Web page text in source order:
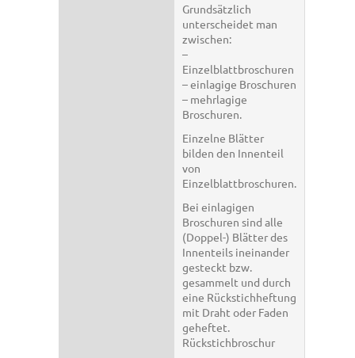
Grundsätzlich
unterscheidet man
zwischen:
–
Einzelblattbroschuren
– einlagige Broschuren
– mehrlagige
Broschuren.
Einzelne Blätter
bilden den Innenteil
von
Einzelblattbroschuren.
Bei einlagigen
Broschuren sind alle
(Doppel-) Blätter des
Innenteils ineinander
gesteckt bzw.
gesammelt und durch
eine Rückstichheftung
mit Draht oder Faden
geheftet.
Rückstichbroschur